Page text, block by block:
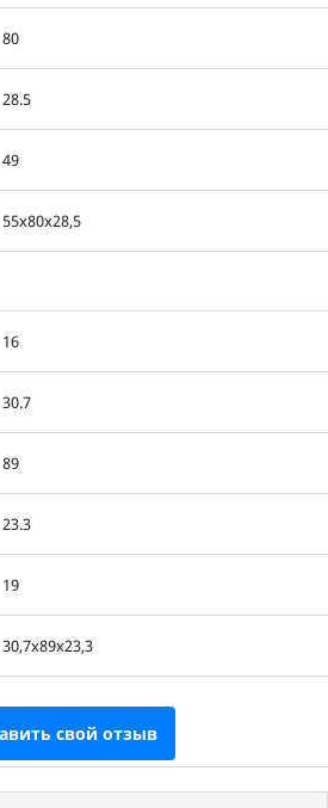
80
28.5
49
55x80x28,5
16
30.7
89
23.3
19
30,7x89x23,3
свой отзыв